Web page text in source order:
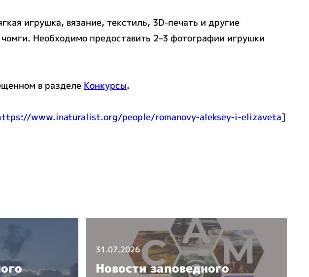
игрушка, вязание, текстиль, 3D-печать и другие
Необходимо предоставить 2–3 фотографии игрушки
в разделе Конкурсы.
www.inaturalist.org/people/romanovy-aleksey-i-elizaveta]
31.07.2026
Новости заповедного